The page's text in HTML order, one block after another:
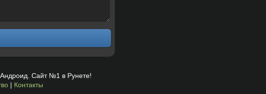
Сайт №1 в Рунете!
| Контакты